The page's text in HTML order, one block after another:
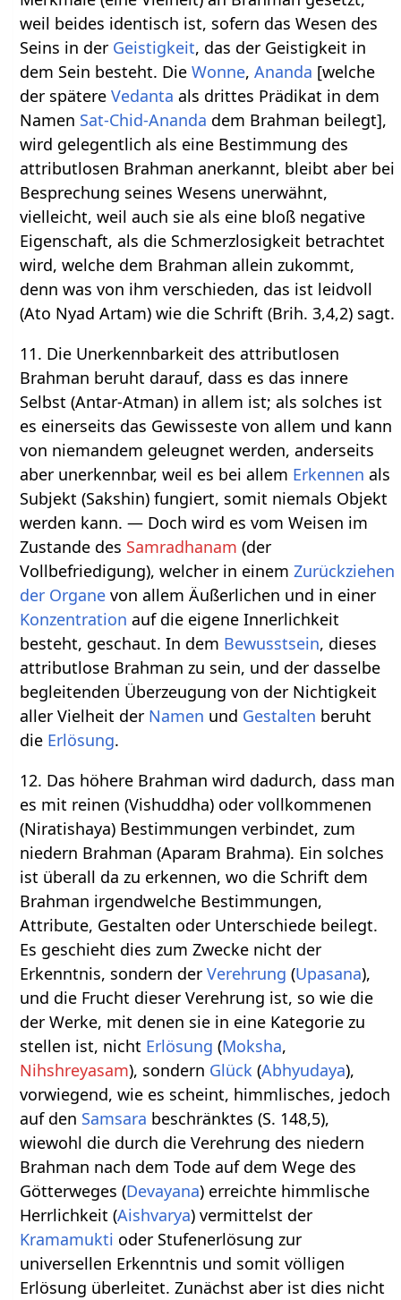
weil beides identisch ist, sofern das Wesen des
Seins in der Geistigkeit, das der Geistigkeit in
dem Sein besteht. DieWonne,Ananda [welche
der spätereVedanta als drittes Prädikat in dem
Namen Sat-Chid-Ananda dem Brahman beilegt],
wird gelegentlich als eine Bestimmung des
attributlosen Brahman anerkannt, bleibt aber bei
Besprechung seines Wesens unerwähnt,
vielleicht, weil auch sie als eine bloß negative
Eigenschaft, als die Schmerzlosigkeit betrachtet
wird, welche dem Brahman allein zukommt,
denn was von ihm verschieden, das ist leidvoll
(Ato Nyad Artam) wie die Schrift (Brih. 3,4,2) sagt.
11. Die Unerkennbarkeit des attributlosen
Brahman beruht darauf, dass es das innere
Selbst (Antar-Atman) in allem ist; als solches ist
es einerseits das Gewisseste von allem und kann
von niemandem geleugnet werden, anderseits
aber unerkennbar, weil es bei allem Erkennen als
Subjekt (Sakshin) fungiert, somit niemals Objekt
werden kann. — Doch wird es vom Weisen im
Zustande des Samradhanam (der
Vollbefriedigung), welcher in einemZurückziehen
der Organe von allem Äußerlichen und in einer
Konzentration auf die eigene Innerlichkeit
besteht, geschaut. In dem Bewusstsein, dieses
attributlose Brahman zu sein, und der dasselbe
begleitenden Überzeugung von der Nichtigkeit
aller Vielheit der Namen und Gestalten beruht
die Erlösung.
12. Das höhere Brahman wird dadurch, dass man
es mit reinen (Vishuddha) oder vollkommenen
(Niratishaya) Bestimmungen verbindet, zum
niedern Brahman (Aparam Brahma). Ein solches
ist überall da zu erkennen, wo die Schrift dem
Brahman irgendwelche Bestimmungen,
Attribute, Gestalten oder Unterschiede beilegt.
Es geschieht dies zum Zwecke nicht der
Erkenntnis, sondern derVerehrung (Upasana),
und die Frucht dieser Verehrung ist, so wie die
der Werke, mit denen sie in eine Kategorie zu
stellen ist, nicht Erlösung (Moksha,
Nihshreyasam), sondern Glück (Abhyudaya),
vorwiegend, wie es scheint, himmlisches, jedoch
auf den Samsara beschränktes (S. 148,5),
wiewohl die durch die Verehrung des niedern
Brahman nach dem Tode auf dem Wege des
Götterweges (Devayana) erreichte himmlische
Herrlichkeit (Aishvarya) vermittelst der
Kramamukti oder Stufenerlösung zur
universellen Erkenntnis und somit völligen
Erlösung überleitet. Zunächst aber ist dies nicht